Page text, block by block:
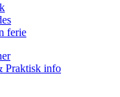
ferie
Praktisk info